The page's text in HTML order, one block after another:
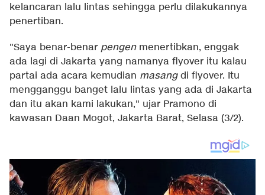
kelancaran lalu lintas sehingga perlu dilakukannya
penertiban.
"Saya benar-benar pengenmenertibkan, enggak
ada lagi di Jakarta yang namanya flyover itu kalau
partai ada acara kemudian masangdi flyover. Itu
mengganggu banget lalu lintas yang ada di Jakarta
dan itu akan kami lakukan," ujar Pramono di
kawasan Daan Mogot, Jakarta Barat, Selasa (3/2).